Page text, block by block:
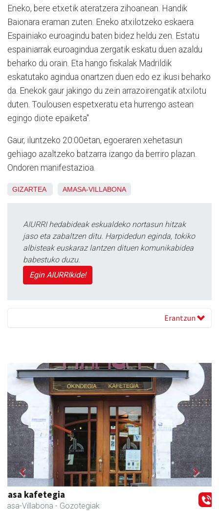
Eneko, bere etxetik ateratzera zihoanean. Handik
Baionara eraman zuten. Eneko atxilotzeko eskaera
Espainiako euroagindu baten bidez heldu zen. Estatu
espainiarrak euroagindua zergatik eskatu duen azaldu
beharko du orain. Eta hango fiskalak Madrildik
eskatutako agindua onartzen duen edo ez ikusi beharko
da. Enekok gaur jakingo du zein arrazoirengatik atxilotu
duten. Toulousen espetxeratu eta hurrengo astean
egingo diote epaiketa".
Gaur, iluntzeko 20:00etan, egoeraren xehetasun
gehiago azaltzeko batzarra izango da berriro plazan.
Ondoren manifestazioa.
GIZARTEA AMASA-VILLABONA
AIURRI hedabideak eskualdeko nortasun hitzak
jaso eta zabaltzen ditu. Harpidedun eginda, tokiko
albisteak euskaraz lantzen dituen komunikabidea
babestuko duzu.
Egin AIURRIkide!
Erantzun
Amane
Amasa-Villabona - Arropa-dendak
Previous Next